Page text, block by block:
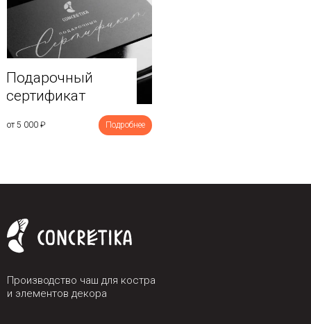
Подарочный
сертификат
от 5 000 ₽ Подробнее
Производство чаш для костра
и элементов декора